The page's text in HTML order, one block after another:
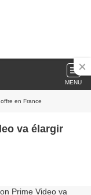
MENU
en France
va élargir